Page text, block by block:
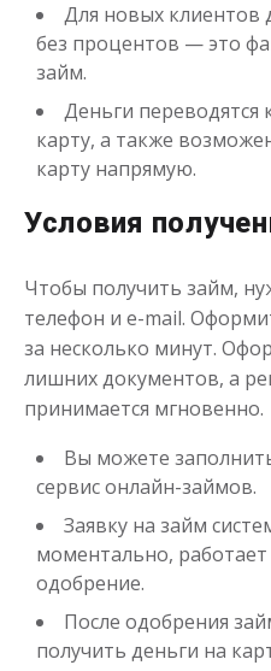
Моментальный
Сумма
Срок
Одолжим до 30
Сумма
Для новых клиентов
без процентов — это
займ.
Деньги переводятся
карту, а также
карту напрямую.
Условия
Чтобы получить займ,
телефон и e-mail.
за несколько минут.
лишних документов, а
принимается мгновенно.
Вы можете
сервис онлайн-займов.
Заявку на займ
моментально,
одобрение.
После одобрения
получить деньги на